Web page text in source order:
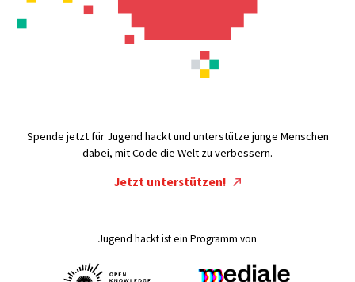
Spende jetzt für Jugend hackt und unterstütze junge Menschen
dabei, mit Code die Welt zu verbessern.
Jetzt unterstützen!
Jugend hackt ist ein Programm von